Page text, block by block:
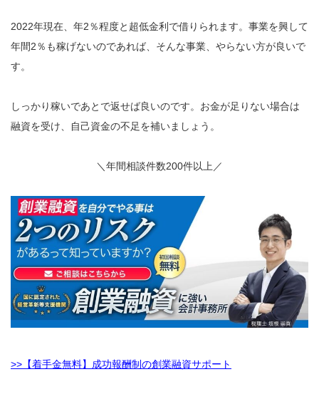
2022年現在、年2％程度と超低金利で借りられます。事業を興して
年間2％も稼げないのであれば、そんな事業、やらない方が良いで
す。
しっかり稼いであとで返せば良いのです。お金が足りない場合は
融資を受け、自己資金の不足を補いましょう。
＼年間相談件数200件以上／
>>【着手金無料】成功報酬制の創業融資サポート